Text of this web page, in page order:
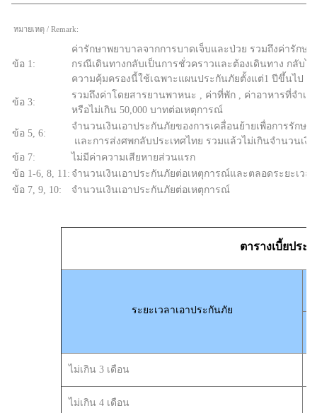
หมายเหตุ / Remark:
ข้อ 1:
ค่ารักษาพยาบาลจากการบาดเจ็บและป่วย รวมถึงค่ารักษ
กรณีเดินทางกลับเป็นการชั่วคราวและต้องเดินทาง กลับไป
ความคุ้มครองนี้ใช้เฉพาะแผนประกันภัยตั้งแต่1 ปีขึ้นไป เ
ข้อ 3:
รวมถึงค่าโดยสารยานพาหนะ , ค่าที่พัก , ค่าอาหารที่จำเป็
หรือไม่เกิน 50,000 บาทต่อเหตุการณ์
ข้อ 5, 6:
จำนวนเงินเอาประกันภัยของการเคลื่อนย้ายเพื่อการรักษ
และการส่งศพกลับประเทศไทย รวมแล้วไม่เกินจำนวนเงิ
ข้อ 7:
ไม่มีค่าความเสียหายส่วนแรก
ข้อ 1-6, 8, 11: จำนวนเงินเอาประกันภัยต่อเหตุการณ์และตลอดระยะเวล
ข้อ 7, 9, 10:
จำนวนเงินเอาประกันภัยต่อเหตุการณ์
ตารางเบี้ยประ
ระยะเวลาเอาประกันภัย
ไม่เกิน 3 เดือน
ไม่เกิน 4 เดือน